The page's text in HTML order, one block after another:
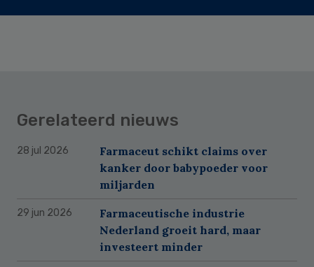
Gerelateerd nieuws
28 jul 2026
Farmaceut schikt claims over
kanker door babypoeder voor
miljarden
29 jun 2026
Farmaceutische industrie
Nederland groeit hard, maar
investeert minder